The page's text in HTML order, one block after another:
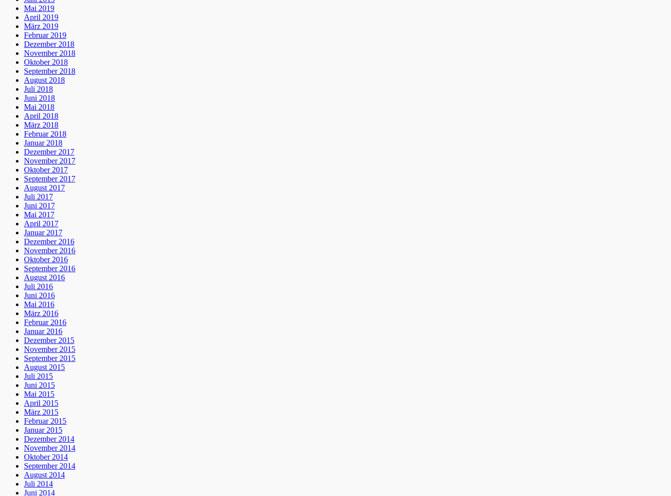
Mai 2019
April 2019
März 2019
Februar 2019
Dezember 2018
November 2018
Oktober 2018
September 2018
August 2018
Juli 2018
Juni 2018
Mai 2018
April 2018
März 2018
Februar 2018
Januar 2018
Dezember 2017
November 2017
Oktober 2017
September 2017
August 2017
Juli 2017
Juni 2017
Mai 2017
April 2017
Januar 2017
Dezember 2016
November 2016
Oktober 2016
September 2016
August 2016
Juli 2016
Juni 2016
Mai 2016
März 2016
Februar 2016
Januar 2016
Dezember 2015
November 2015
September 2015
August 2015
Juli 2015
Juni 2015
Mai 2015
April 2015
März 2015
Februar 2015
Januar 2015
Dezember 2014
November 2014
Oktober 2014
September 2014
August 2014
Juli 2014
Juni 2014